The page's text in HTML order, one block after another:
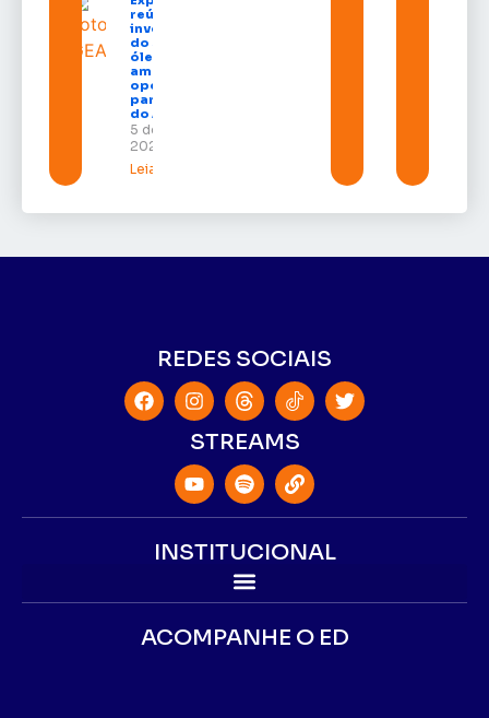
reúne grandes
investidores
do setor de
óleo e gás e
amplia
oportunidades
para empresas
do Amapá
5 de agosto de
2026
Leia mais »
REDES SOCIAIS
STREAMS
INSTITUCIONAL
ACOMPANHE O ED